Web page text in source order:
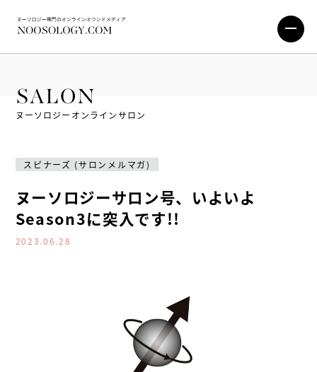
SALON
ヌーソロジーオンラインサロン
スピナーズ (サロンメルマガ)
ヌーソロジーサロン号、いよいよ
Season3に突入です!!
2023.06.28